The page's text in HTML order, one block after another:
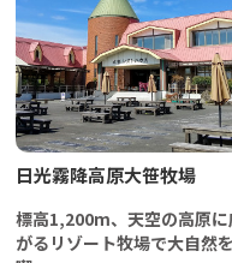
日光霧降高原大笹牧場
標高1,200m、天空の高原に
がるリゾート牧場で大自然